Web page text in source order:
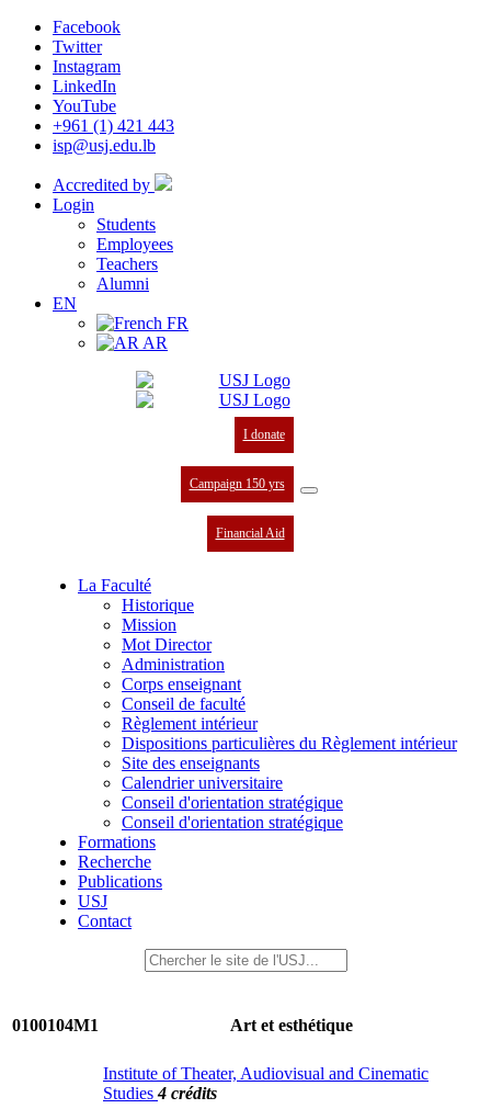
Facebook
Twitter
Instagram
LinkedIn
YouTube
+961 (1) 421 443
isp@usj.edu.lb
Accredited by
Login
Students
Employees
Teachers
Alumni
EN
FR
AR
I donate
Campaign 150 yrs
Financial Aid
La Faculté
Historique
Mission
Mot Director
Administration
Corps enseignant
Conseil de faculté
Règlement intérieur
Dispositions particulières du Règlement intérieur
Site des enseignants
Calendrier universitaire
Conseil d'orientation stratégique
Conseil d'orientation stratégique
Formations
Recherche
Publications
USJ
Contact
0100104M1 Art et esthétique
Institute of Theater, Audiovisual and Cinematic
Studies4 crédits